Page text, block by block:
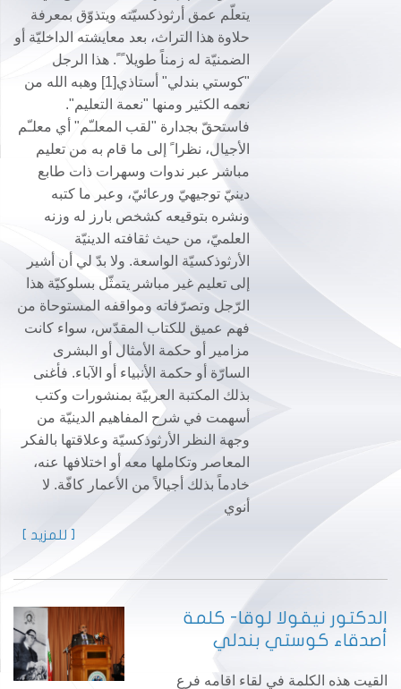
يتعلّم عمق أرثوذكسيّته ويتذوّق بمعرفة
حلاوة هذا التراث، بعد معايشته الداخليّة أو
الضمنيّة له زمناً طويلاﹰﹰ. هذا الرجل
"كوستي بندلي" أستاذي[1] وهبه الله من
نعمه الكثير ومنها "نعمة التعليم".
فاستحقّ بجدارة "لقب المعلـّم" أي معلـّم
الأجيال، نظرا ً إلى ما قام به من تعليم
مباشر عبر ندوات وسهرات ذات طابع
دينيّ توجيهيّ ورعائيّ، وعبر ما كتبه
ونشره بتوقيعه كشخص بارز له وزنه
العلميّ، من حيث ثقافته الدينيّة
الأرثوذكسيّة الواسعة. ولا بدّ لي أن أشير
إلى تعليم غير مباشر يتمثّل بسلوكيّة هذا
الرّجل وتصرّفاته ومواقفه المستوحاة من
فهم عميق للكتاب المقدّس، سواء كانت
مزامير أو حكمة الأمثال أو البشرى
السارّة أو حكمة الأنبياء أو الآباء. فأغنى
بذلك المكتبة العربيّة بمنشورات وكتب
أسهمت في شرح المفاهيم الدينيّة من
وجهة النظر الأرثوذكسيّة وعلاقتها بالفكر
المعاصر وتكاملها معه أو اختلافها عنه،
خادماً بذلك أجيالاً من الأعمار كافّة. لا
أنوي
[ للمزيد ]
الدكتور نيقولا لوقا- كلمة
أصدقاء كوستي بندلي
القيت هذه الكلمة في لقاء اقامه فرع